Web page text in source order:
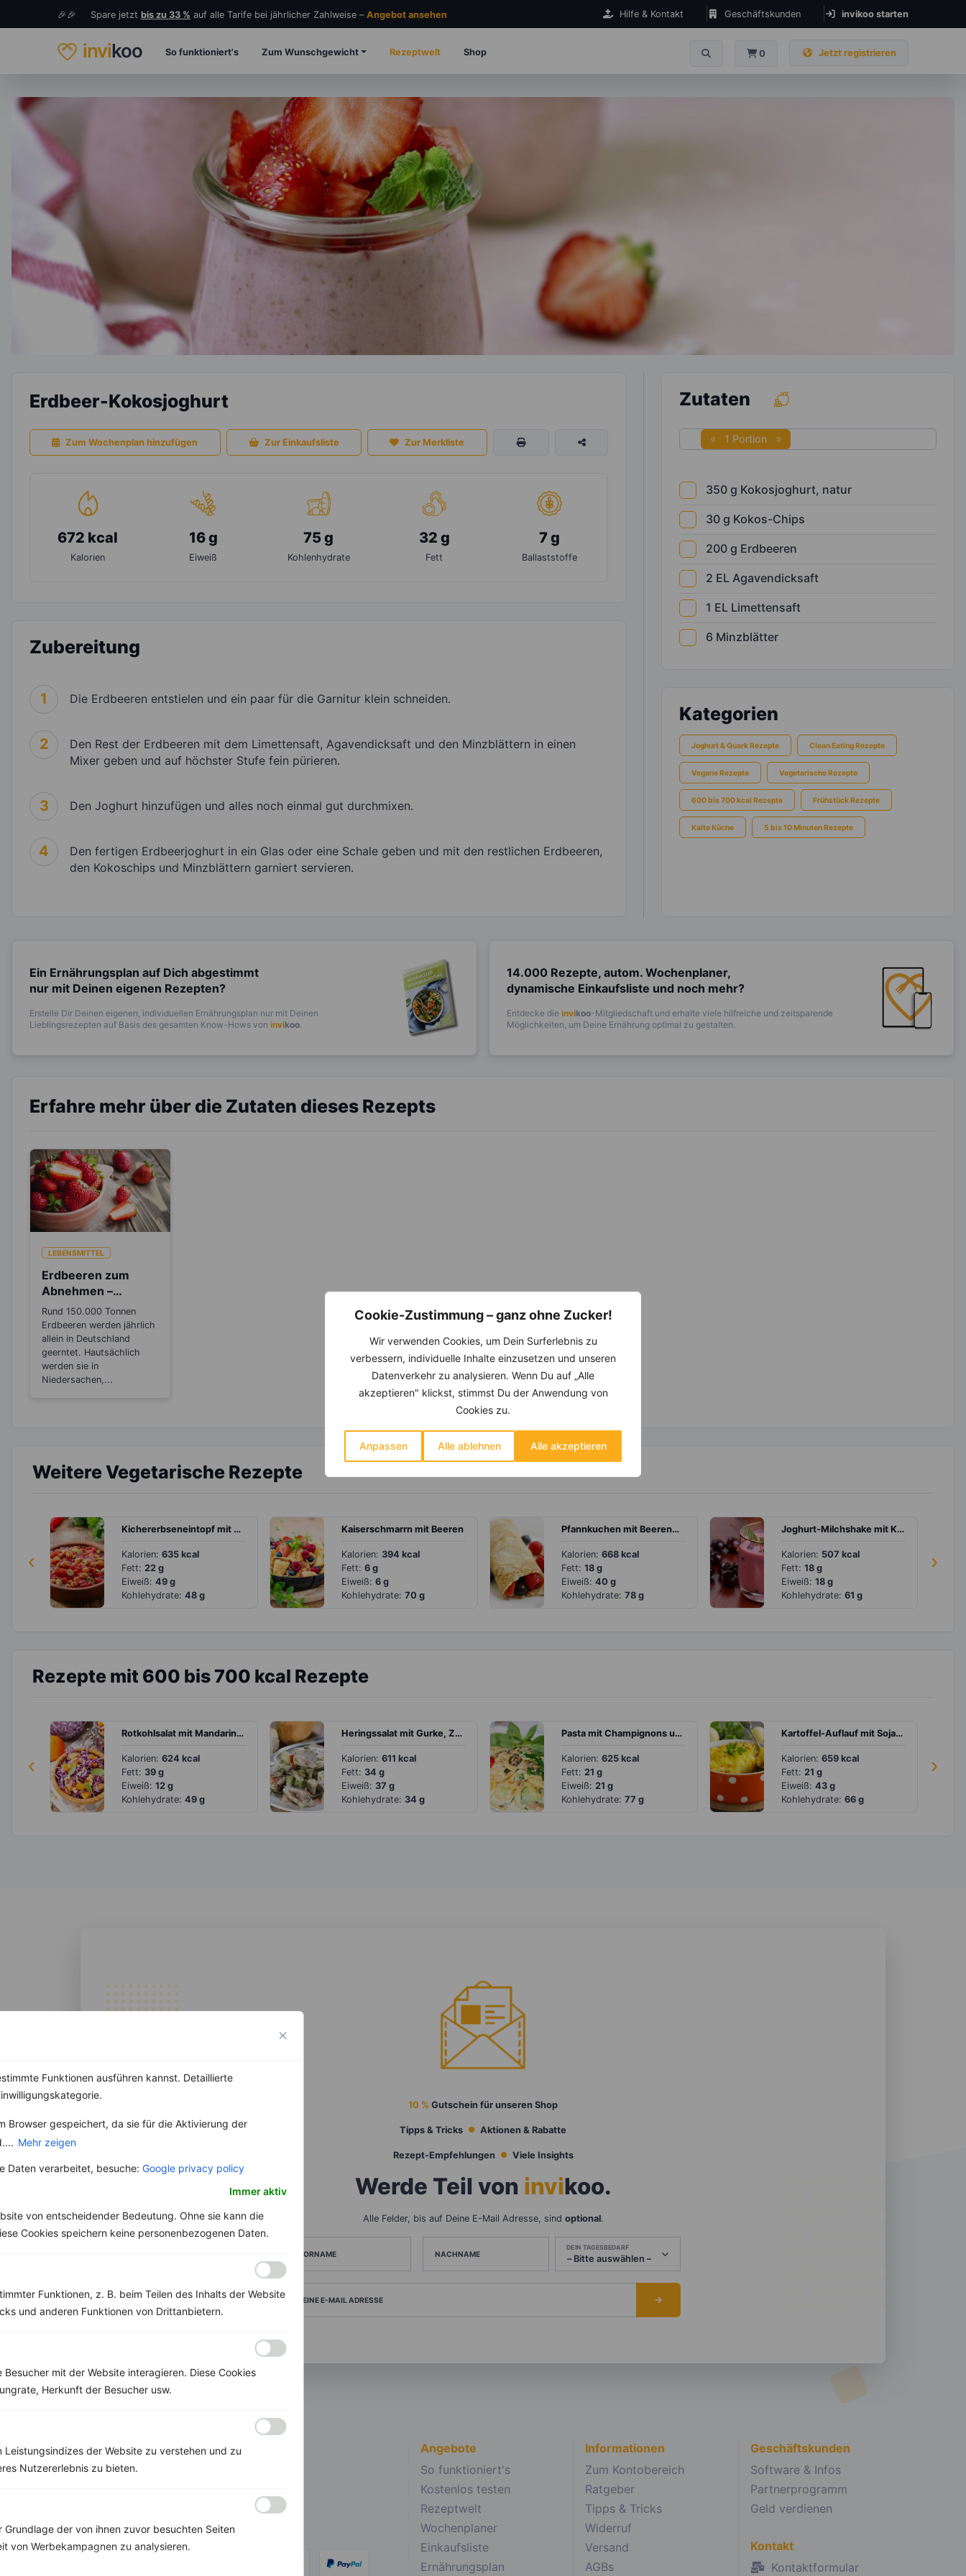
Cookie-Zustimmung – ganz ohne Zucker!
Wir verwenden Cookies, um Dein Surferlebnis zu
verbessern, individuelle Inhalte einzusetzen und unseren
Datenverkehr zu analysieren. Wenn Du auf „Alle
akzeptieren" klickst, stimmst Du der Anwendung von
Cookies zu.
Anpassen Alle ablehnen Alle akzeptieren
Funktionen ausführen kannst. Detaillierte
Browser gespeichert, da sie für die Aktivierung der
Mehr zeigen
Daten verarbeitet, besuche: Google privacy policy
Immer aktiv
von entscheidender Bedeutung. Ohne sie kann die
Cookies speichern keine personenbezogenen Daten.
Funktionen, z. B. beim Teilen des Inhalts der Website
und anderen Funktionen von Drittanbietern.
mit der Website interagieren. Diese Cookies
Herkunft der Besucher usw.
der Website zu verstehen und zu
Nutzererlebnis zu bieten.
der von ihnen zuvor besuchten Seiten
von Werbekampagnen zu analysieren.
🎉🎉 Spare jetzt bis zu 33 % auf alle Tarife bei jährlicher Zahlweise – Angebot ansehen Hilfe & Kontakt Geschäftskunden invikoo starten
invikoo So funktioniert's Zum Wunschgewicht Rezeptwelt Shop 0 Jetzt registrieren
Erdbeer-Kokosjoghurt
Zum Wochenplan hinzufügen Zur Einkaufsliste Zur Merkliste
672 kcal
Kalorien
16 g
Eiweiß
75 g
Kohlenhydrate
32 g
Fett
7 g
Ballaststoffe
Zubereitung
1 Die Erdbeeren entstielen und ein paar für die Garnitur klein schneiden.
2
Den Rest der Erdbeeren mit dem Limettensaft, Agavendicksaft und den Minzblättern in einen
Mixer geben und auf höchster Stufe fein pürieren.
3 Den Joghurt hinzufügen und alles noch einmal gut durchmixen.
4
Den fertigen Erdbeerjoghurt in ein Glas oder eine Schale geben und mit den restlichen Erdbeeren,
den Kokoschips und Minzblättern garniert servieren.
Zutaten
1 Portion
350 g Kokosjoghurt, natur
30 g Kokos-Chips
200 g Erdbeeren
2 EL Agavendicksaft
1 EL Limettensaft
6 Minzblätter
Kategorien
Joghurt & Quark Rezepte Clean Eating Rezepte
Vegane Rezepte Vegetarische Rezepte
600 bis 700 kcal Rezepte Frühstück Rezepte
Kalte Küche 5 bis 10 Minuten Rezepte
Ein Ernährungsplan auf Dich abgestimmt
nur mit Deinen eigenen Rezepten?
Erstelle Dir Deinen eigenen, individuellen Ernährungsplan nur mit Deinen
Lieblingsrezepten auf Basis des gesamten Know-Hows von invikoo.
14.000 Rezepte, autom. Wochenplaner,
dynamische Einkaufsliste und noch mehr?
Entdecke die invikoo-Mitgliedschaft und erhalte viele hilfreiche und zeitsparende
Möglichkeiten, um Deine Ernährung optimal zu gestalten.
Erfahre mehr über die Zutaten dieses Rezepts
LEBENSMITTEL
Erdbeeren zum
Abnehmen –
Wusstest du, das
sie botanisch
gesehen Nüsse
sind?
Rund 150.000 Tonnen
Erdbeeren werden jährlich
allein in Deutschland
geerntet. Hautsächlich
werden sie in
Niedersachen,...
Weitere Vegetarische Rezepte
‹ ›
Kichererbseneintopf mit Sojahack, Tomaten und Chili
Kalorien: 635 kcal
Fett: 22 g
Eiweiß: 49 g
Kohlehydrate: 48 g
Kaiserschmarrn mit Beeren
Kalorien: 394 kcal
Fett: 6 g
Eiweiß: 6 g
Kohlehydrate: 70 g
Pfannkuchen mit Beerenmix und Quarkcreme
Kalorien: 668 kcal
Fett: 18 g
Eiweiß: 40 g
Kohlehydrate: 78 g
Joghurt-Milchshake mit Kirschen
Kalorien: 507 kcal
Fett: 18 g
Eiweiß: 18 g
Kohlehydrate: 61 g
Rezepte mit 600 bis 700 kcal Rezepte
‹ ›
Rotkohlsalat mit Mandarinen und Pinienkernen
Kalorien: 624 kcal
Fett: 39 g
Eiweiß: 12 g
Kohlehydrate: 49 g
Heringssalat mit Gurke, Zwiebel, Tomate und Gewürzgurke
Kalorien: 611 kcal
Fett: 34 g
Eiweiß: 37 g
Kohlehydrate: 34 g
Pasta mit Champignons und Tomaten in Sahne-Sauce
Kalorien: 625 kcal
Fett: 21 g
Eiweiß: 21 g
Kohlehydrate: 77 g
Kartoffel-Auflauf mit Soja-Hackfleisch, Erbsen und Möhren
Kalorien: 659 kcal
Fett: 21 g
Eiweiß: 43 g
Kohlehydrate: 66 g
10 % Gutschein für unseren Shop
Tipps & Tricks Aktionen & Rabatte
Rezept-Empfehlungen Viele Insights
Werde Teil von invikoo.
Alle Felder, bis auf Deine E-Mail Adresse, sind optional.
VORNAME NACHNAME
DEIN TAGESBEDARF
DEINE E-MAIL ADRESSE
Individuelle Ernährungskonzepte
nach Deinen Bedürfnissen und Zielen.
Angebote
So funktioniert's
Kostenlos testen
Rezeptwelt
Wochenplaner
Einkaufsliste
Ernährungsplan
Informationen
Zum Kontobereich
Ratgeber
Tipps & Tricks
Widerruf
Versand
AGBs
Geschäftskunden
Software & Infos
Partnerprogramm
Geld verdienen
Kontakt
Kontaktformular